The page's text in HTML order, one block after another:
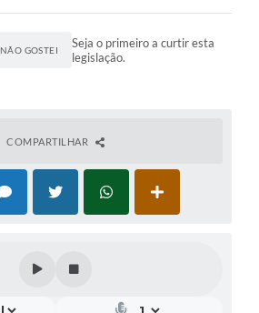
NÃO GOSTEI
Seja o primeiro a curtir esta
legislação.
COMPARTILHAR